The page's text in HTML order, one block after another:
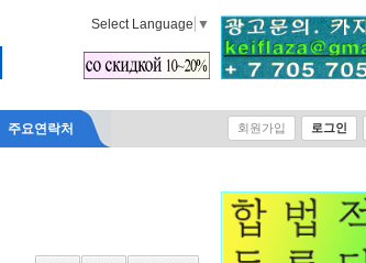
Select Language ▼
주요연락처 회원가입 로그인